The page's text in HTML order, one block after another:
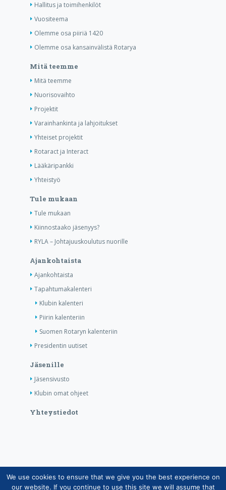
Hallitus ja toimihenkilöt
Vuositeema
Olemme osa piiriä 1420
Olemme osa kansainvälistä Rotarya
Mitä teemme
Mitä teemme
Nuorisovaihto
Projektit
Varainhankinta ja lahjoitukset
Yhteiset projektit
Rotaract ja Interact
Lääkäripankki
Yhteistyö
Tule mukaan
Tule mukaan
Kiinnostaako jäsenyys?
RYLA – Johtajuuskoulutus nuorille
Ajankohtaista
Ajankohtaista
Tapahtumakalenteri
Klubin kalenteri
Piirin kalenteriin
Suomen Rotaryn kalenteriin
Presidentin uutiset
Jäsenille
Jäsensivusto
Klubin omat ohjeet
Yhteystiedot
Copyright © Suomen Rotarypalvelu ry 2026 |
We use cookies to ensure that we give you the best experience on
our website. If you continue to use this site we will assume that